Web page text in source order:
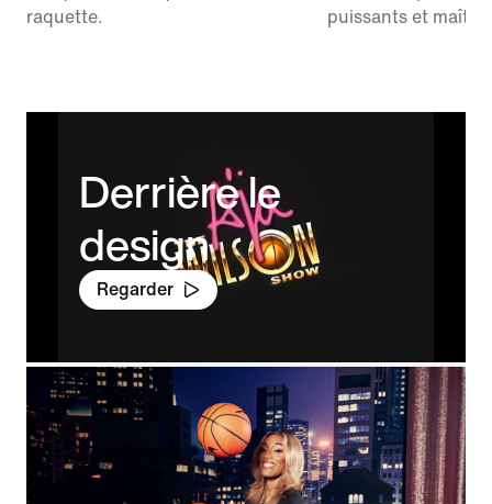
raquette.
puissants et
Derrière le
design
Regarder